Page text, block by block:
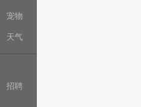
宠物
天气
招聘